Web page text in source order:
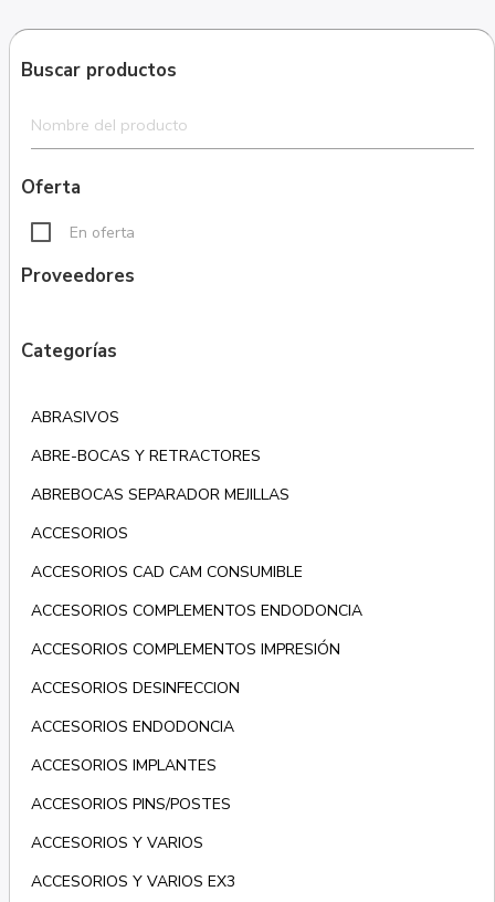
Buscar productos
Oferta
En oferta
Proveedores
Categorías
ABRASIVOS
ABRE-BOCAS Y RETRACTORES
ABREBOCAS SEPARADOR MEJILLAS
ACCESORIOS
ACCESORIOS CAD CAM CONSUMIBLE
ACCESORIOS COMPLEMENTOS ENDODONCIA
ACCESORIOS COMPLEMENTOS IMPRESIÓN
ACCESORIOS DESINFECCION
ACCESORIOS ENDODONCIA
ACCESORIOS IMPLANTES
ACCESORIOS PINS/POSTES
ACCESORIOS Y VARIOS
ACCESORIOS Y VARIOS EX3